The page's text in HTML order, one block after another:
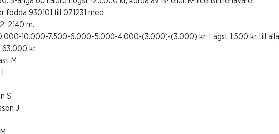
födda 930101 till 071231 med
2140 m.
10.000-7.500-6.000-5.000-4.000-(3.000)-(3.000) kr. Lägst 1.500 kr till alla
63.000 kr.
M
S
J